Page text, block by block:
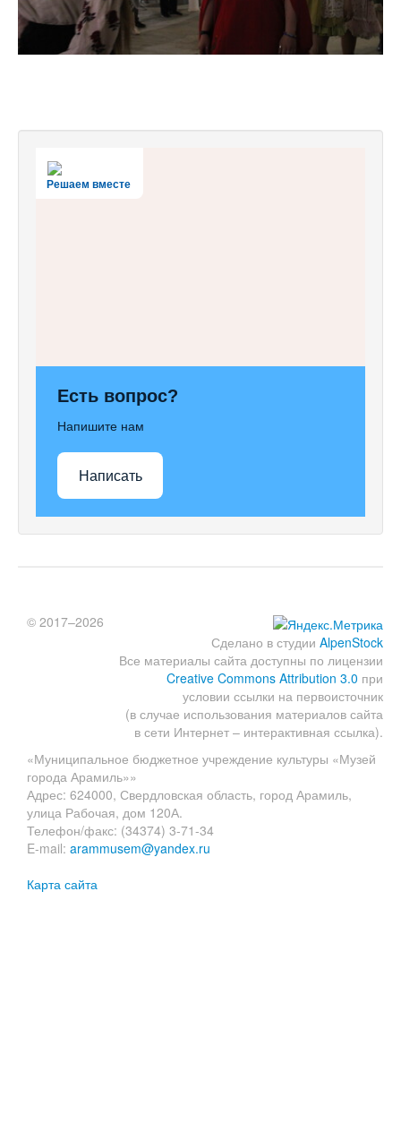
Решаем вместе
Есть вопрос?
Напишите нам
Написать
Сделано в студии AlpenStock
Все материалы сайта доступны по лицензии
Creative Commons Attribution 3.0 при
условии ссылки на первоисточник
(в случае использования материалов сайта
в сети Интернет – интерактивная ссылка).
© 2017–2026
«Муниципальное бюджетное учреждение культуры «Музей
города Арамиль»»
Адрес: 624000, Свердловская область, город Арамиль,
улица Рабочая, дом 120А.
Телефон/факс: (34374) 3-71-34
E-mail: arammusem@yandex.ru
Карта сайта